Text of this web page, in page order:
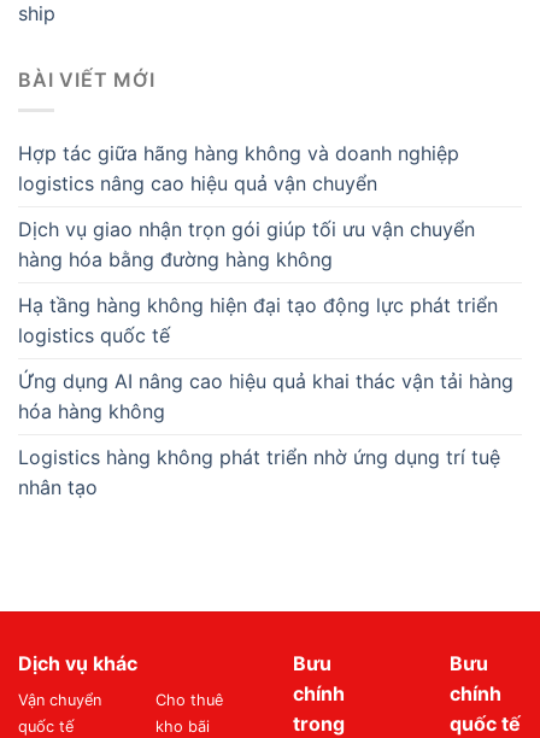
ship
BÀI VIẾT MỚI
Hợp tác giữa hãng hàng không và doanh nghiệp
logistics nâng cao hiệu quả vận chuyển
Dịch vụ giao nhận trọn gói giúp tối ưu vận chuyển
hàng hóa bằng đường hàng không
Hạ tầng hàng không hiện đại tạo động lực phát triển
logistics quốc tế
Ứng dụng AI nâng cao hiệu quả khai thác vận tải hàng
hóa hàng không
Logistics hàng không phát triển nhờ ứng dụng trí tuệ
nhân tạo
Dịch vụ khác
Vận chuyển
quốc tế
Cho thuê
kho bãi
Bưu
chính
trong
Bưu
chính
quốc tế